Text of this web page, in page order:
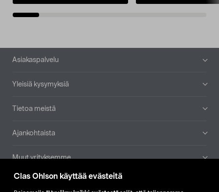
Clas Ohlson käyttää evästeitä
Alatunniste
Asiakaspalvelu
Yleisiä kysymyksiä
Tietoa meistä
Ajankohtaista
Muut yrityksemme
Etsi myymälä